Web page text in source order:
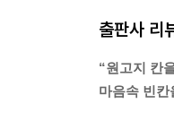
- 페미니스트
에필로그
못한 주검
--- p.36
출판사 리
“원고지 칸
마음속 빈칸